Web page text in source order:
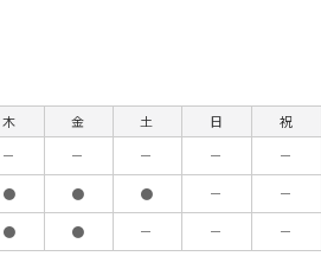
木 金 土 日
祝
－ － － －
－
● ● ● －
－
● ● － － －